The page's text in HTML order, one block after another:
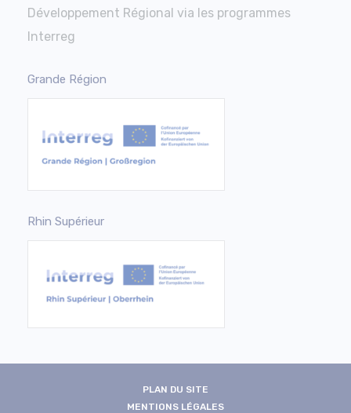
Développement Régional via les programmes
Interreg
Grande Région
Rhin Supérieur
PLAN DU SITE
MENTIONS LÉGALES